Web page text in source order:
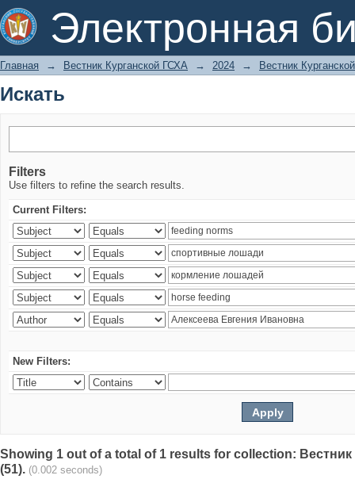
Электронная
Искать
Главная → Вестник Курганской ГСХА → 2024 → Вестник
Искать
Filters
Use filters to refine the search results.
Current Filters:
New Filters:
Showing 1 out of a total of 1 results for collection:
(51). (0.002 seconds)